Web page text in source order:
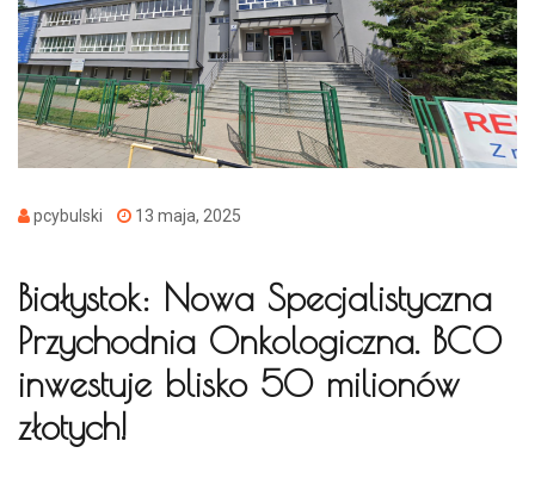
pcybulski 13 maja, 2025
Białystok: Nowa Specjalistyczna
Przychodnia Onkologiczna. BCO
inwestuje blisko 50 milionów
złotych!